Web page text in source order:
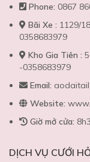
Phone: 0867
Bãi Xe : 1129/
0358683979
Kho Gia Tiên :
-0358683979
Email:
Website:
Giờ mở cửa:
DỊCH VỤ CƯỚI